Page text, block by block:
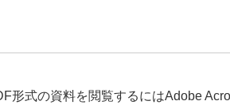
形式の資料を閲覧するにはAdobe